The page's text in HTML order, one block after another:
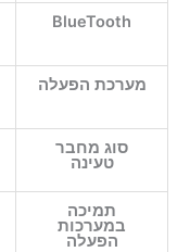
BlueTooth
מערכת הפעלה
סוג מחבר
טעינה
תמיכה
במערכות
הפעלה